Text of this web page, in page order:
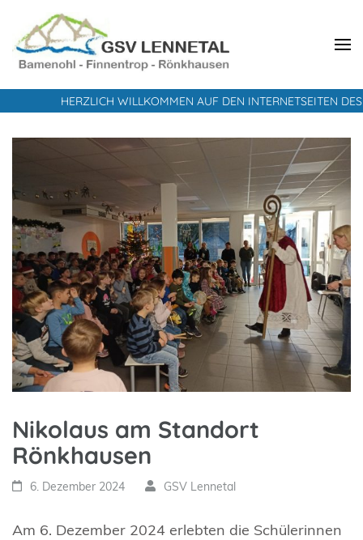
GSV Lennetal
HERZLICH WILLKOMMEN AUF DEN INTERNETSEITEN DES
Nikolaus am Standort
Rönkhausen
6. Dezember 2024 GSV Lennetal
Am 6. Dezember 2024 erlebten die Schülerinnen